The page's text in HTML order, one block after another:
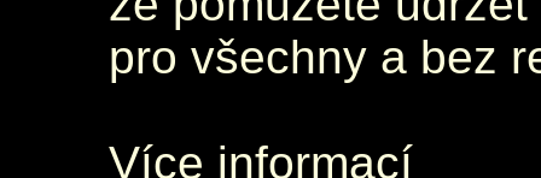
pro všechny a bez
Více informací